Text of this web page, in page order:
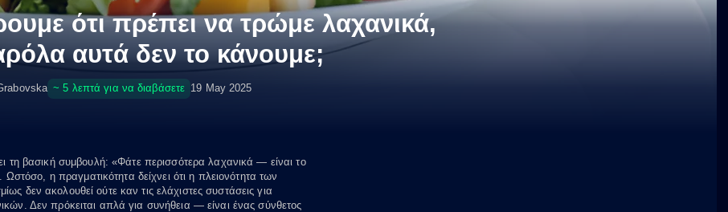
ότι πρέπει να τρώμε λαχανικά,
αυτά δεν το κάνουμε;
~ 5 λεπτά για να διαβάσετε 19 May 2025
τη βασική συμβουλή: «Φάτε περισσότερα λαχανικά — είναι το
Ωστόσο, η πραγματικότητα δείχνει ότι η πλειονότητα των
δεν ακολουθεί ούτε καν τις ελάχιστες συστάσεις για
Δεν πρόκειται απλά για συνήθεια — είναι ένας σύνθετος